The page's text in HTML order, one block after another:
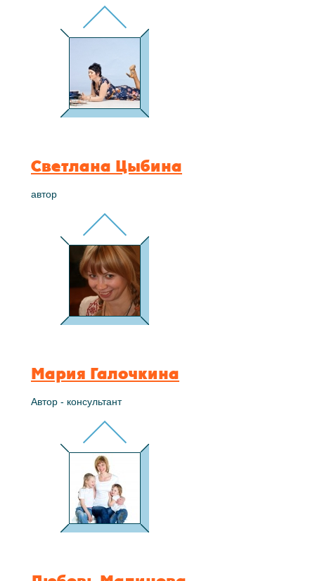
Светлана Цыбина
автор
Мария Галочкина
Автор - консультант